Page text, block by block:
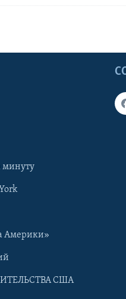
минуту
Америки»
США